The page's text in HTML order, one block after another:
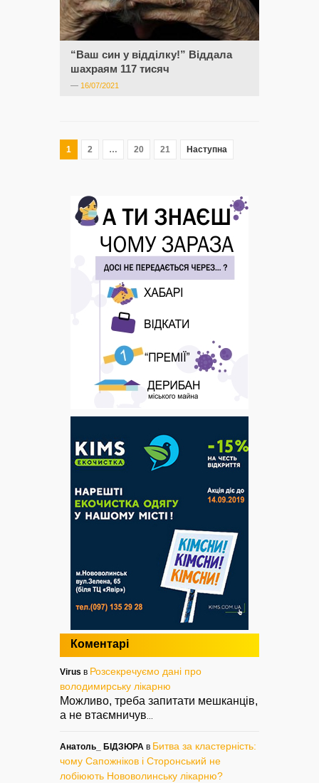
“Ваш син у відділку!” Віддала
шахраям 117 тисяч
— 16/07/2021
1 2 … 20 21 Наступна
Коментарі
Virus в Розсекречуємо дані про
володимирську лікарню
Можливо, треба запитати мешканців,
а не втаємничув...
Анатоль_ БІДЗЮРА в Битва за кластерність:
чому Сапожніков і Сторонський не
лобіюють Нововолинську лікарню?